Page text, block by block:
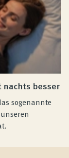
nachts besser
sogenannte